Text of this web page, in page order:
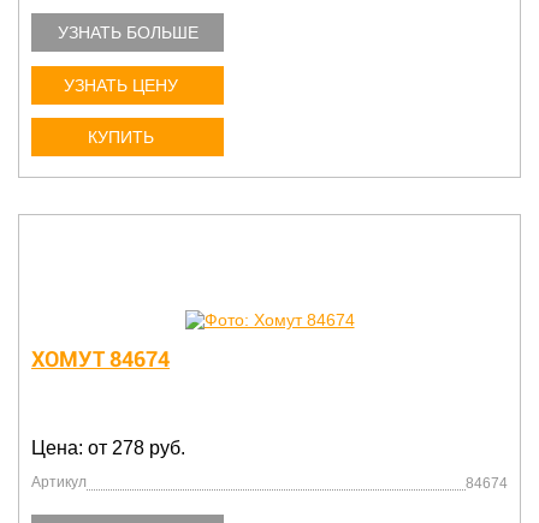
УЗНАТЬ БОЛЬШЕ
УЗНАТЬ ЦЕНУ
КУПИТЬ
ХОМУТ 84674
Цена: от 278 руб.
Артикул 84674